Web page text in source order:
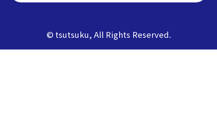
© tsutsuku, All Rights Reserved.